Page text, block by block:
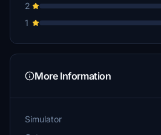
2
1
More Information
Simulator